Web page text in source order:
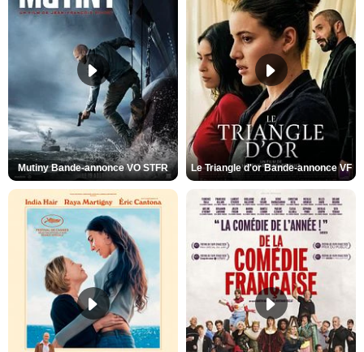
Mutiny Bande-annonce VO STFR Le Triangle d'or Bande-annonce VF